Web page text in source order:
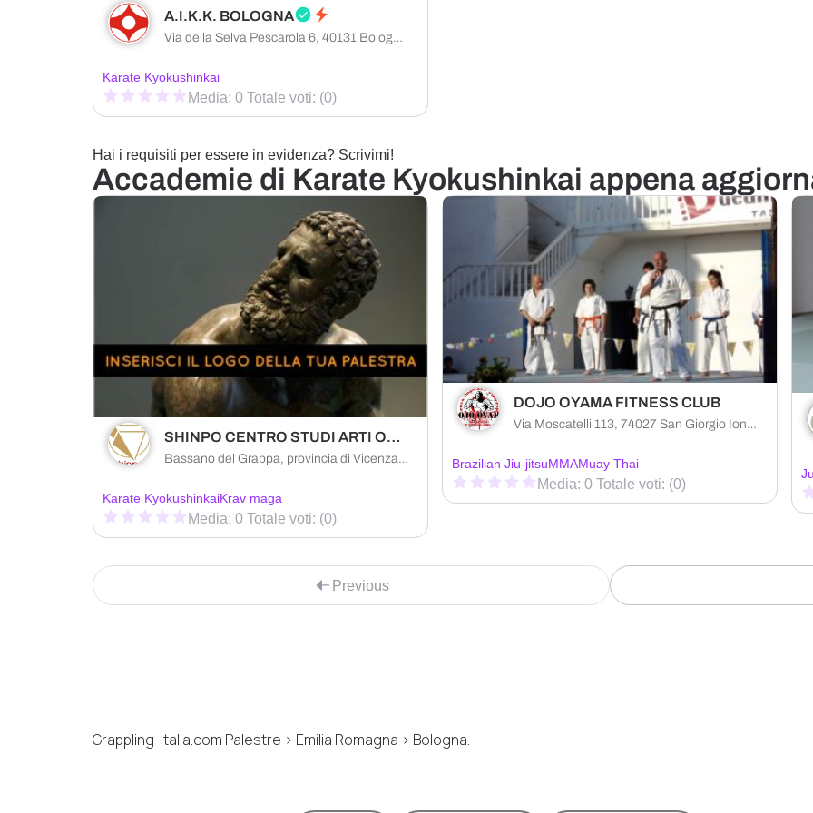
A.I.K.K. BOLOGNA
Via della Selva Pescarola 6, 40131 Bologna città metropolitana di Bologna, Italia
Karate Kyokushinkai
Media: 0 Totale voti: (0)
Hai i requisiti per essere in evidenza? Scrivimi!
Accademie di Karate Kyokushinkai appena
SHINPO CENTRO STUDI ARTI ORIENTALI
Bassano del Grappa, provincia di Vicenza, Italia
Karate KyokushinkaiKrav maga
Media: 0 Totale voti: (0)
DOJO OYAMA FITNESS CLUB
Via Moscatelli 113, 74027 San Giorgio Ionico provincia di Taranto, Italia
Brazilian Jiu-jitsuMMAMuay Thai
Media: 0 Totale voti: (0)
Previous
Grappling-Italia.com Palestre > Emilia Romagna > Bologna.